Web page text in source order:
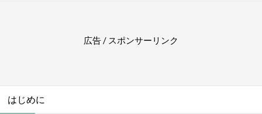
広告 / スポンサーリンク
はじめに